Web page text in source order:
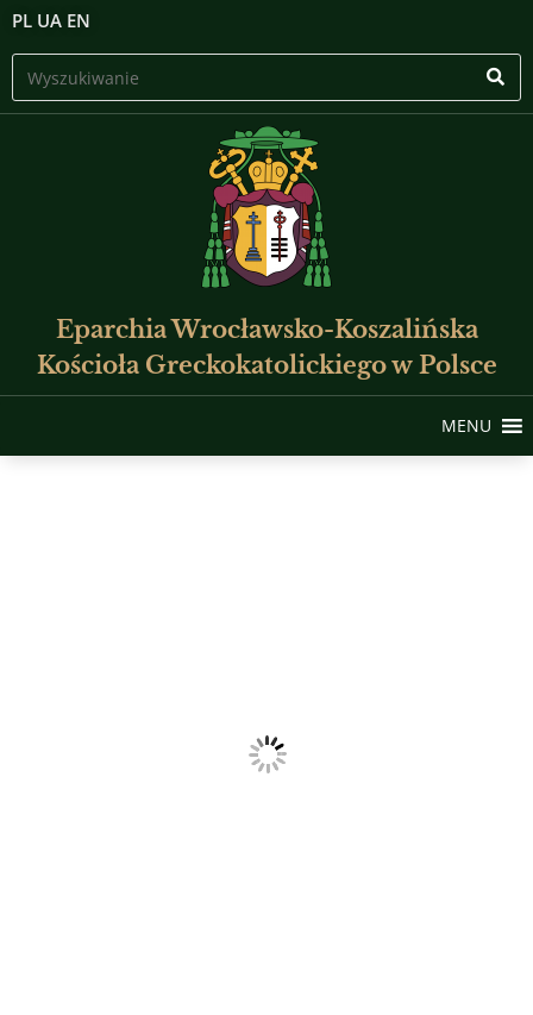
PL UA EN
Eparchia Wrocławsko-Koszalińska
Kościoła Greckokatolickiego w Polsce
MENU